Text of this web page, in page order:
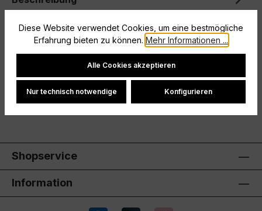
Trainingssessions machen. Dieser adidas Tiro 24
Windbreaker für Kinder und Tee…Mehr
Bewertungen
Shopservice
Information
Diese Website verwendet Cookies, um eine bestmögliche
Erfahrung bieten zu können. Mehr Informationen ...
Cookie-Einstellungen
Alle Cookies akzeptieren
Nur technisch notwendige Konfigurieren